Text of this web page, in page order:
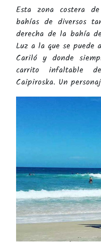
Esta zona costera
bahías de diversos
derecha de la bahía
Luz a la que se puede
Cariló y donde
carrito infaltable
Caipiroska. Un